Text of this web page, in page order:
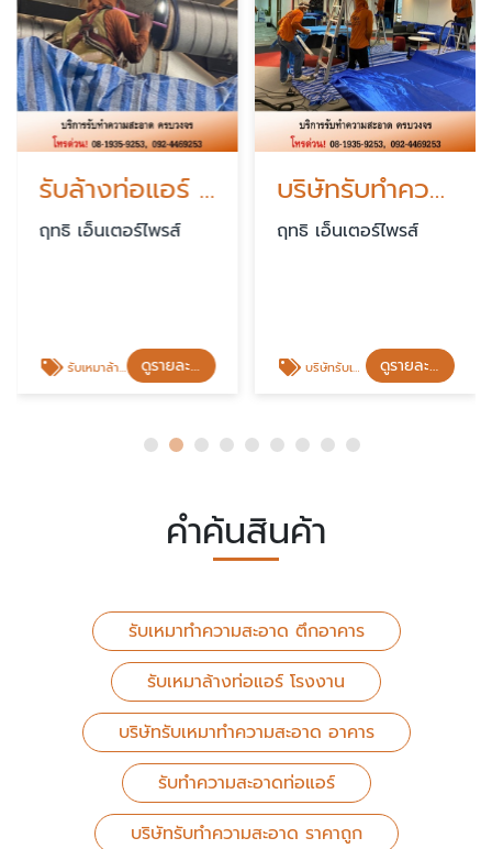
รับล้างท่อแอร์ ราคาถูก
ฤทธิ เอ็นเตอร์ไพรส์
รับเหมาล้างท่อแอร์ โรงงาน ดูรายละเอียด
บริษัทรับทำความสะอาด
ฤทธิ เอ็นเตอร์ไพรส์
บริษัทรับเหมาทำความสะอาด อาคาร ดูรายละเอียด
คำค้นสินค้า
รับเหมาทำความสะอาด ตึกอาคาร
รับเหมาล้างท่อแอร์ โรงงาน
บริษัทรับเหมาทำความสะอาด อาคาร
รับทำความสะอาดท่อแอร์
บริษัทรับทำความสะอาด ราคาถูก